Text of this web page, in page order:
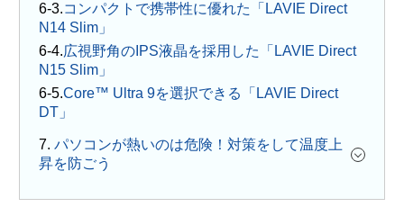
コンパクトで携帯性に優れた「LAVIE Direct
N14 Slim」
広視野角のIPS液晶を採用した「LAVIE Direct
N15 Slim」
Core™ Ultra 9を選択できる「LAVIE Direct
DT」
7. パソコンが熱いのは危険！対策をして温度上
昇を防ごう